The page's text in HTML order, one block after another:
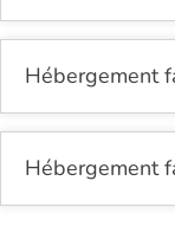
Hébergement
Hébergement